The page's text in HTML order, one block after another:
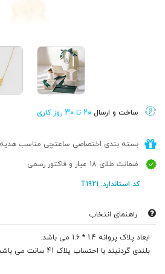
ساخت و ارسال 20 تا 30 روز کاری
بسته بندی اختصاصی ساعتچی مناسب هدیه
ضمانت طلای 18 عیار و فاکتور رسمی
کد استاندارد: T1921
راهنمای انتخاب
ابعاد پلاک پروانه 1.4 * 1.6 می باشد.
بلندی گردنبند با احتساب پلاک 41 سانت می باشد.